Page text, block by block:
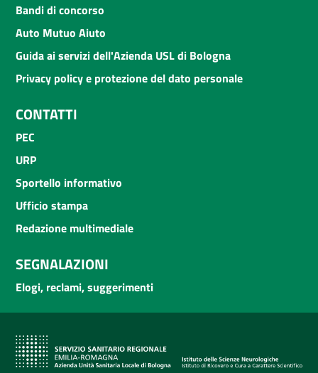
Bandi di concorso
Auto Mutuo Aiuto
Guida ai servizi dell'Azienda USL di Bologna
Privacy policy e protezione del dato personale
CONTATTI
PEC
URP
Sportello informativo
Ufficio stampa
Redazione multimediale
SEGNALAZIONI
Elogi, reclami, suggerimenti